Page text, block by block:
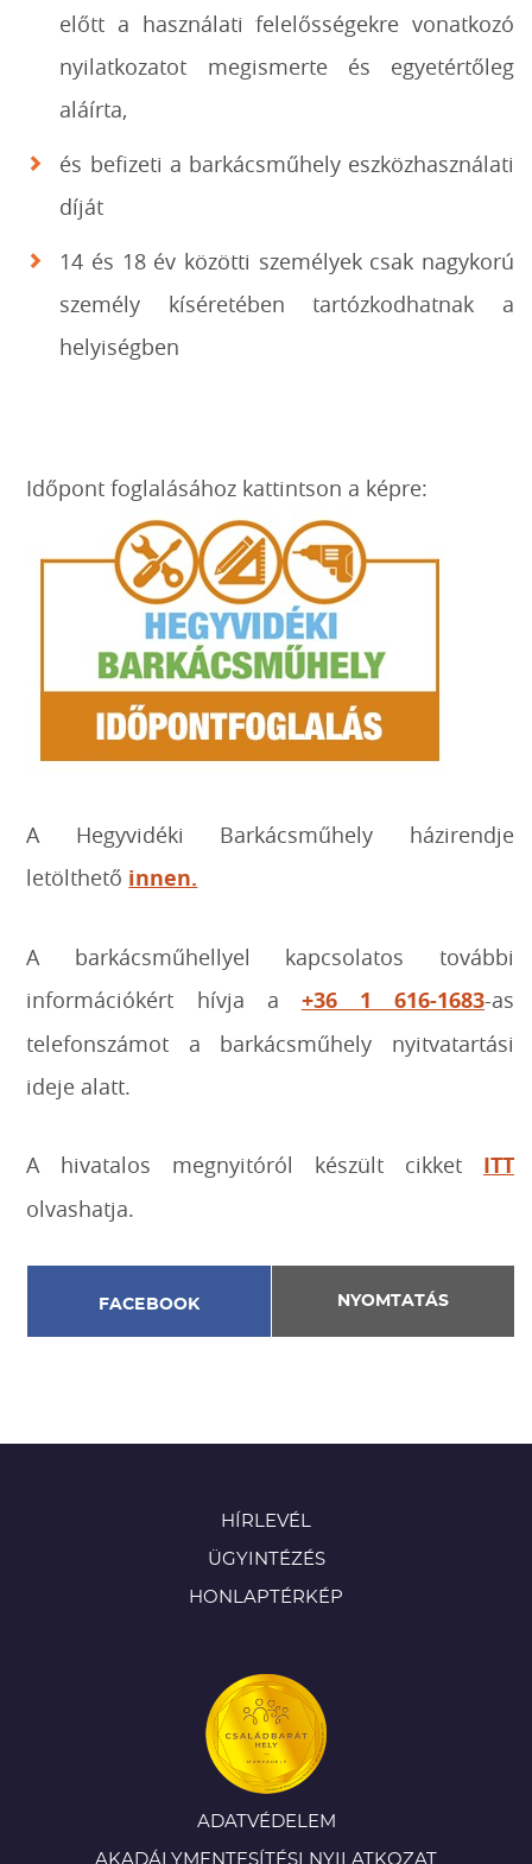
előtt a használati felelősségekre vonatkozó
nyilatkozatot megismerte és egyetértőleg
aláírta,
és befizeti a barkácsműhely eszközhasználati
díját
14 és 18 év közötti személyek csak nagykorú
személy kíséretében tartózkodhatnak a
helyiségben
Időpont foglalásához kattintson a képre:
A Hegyvidéki Barkácsműhely házirendje
letölthető innen.
A barkácsműhellyel kapcsolatos további
információkért hívja a +36 1 616-1683-as
telefonszámot a barkácsműhely nyitvatartási
ideje alatt.
A hivatalos megnyitóról készült cikket ITT
olvashatja.
FACEBOOK NYOMTATÁS
HÍRLEVÉL
ÜGYINTÉZÉS
HONLAPTÉRKÉP
ADATVÉDELEM
AKADÁLYMENTESÍTÉSI NYILATKOZAT